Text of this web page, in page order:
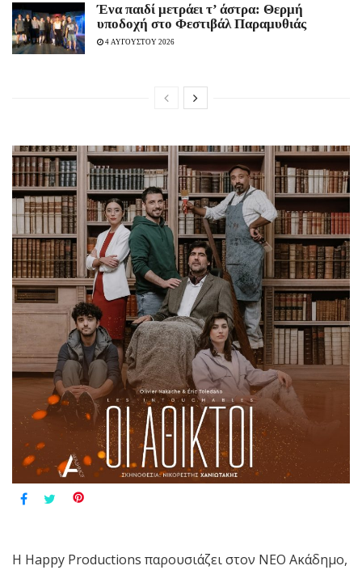
Ένα παιδί μετράει τ’ άστρα: Θερμή
υποδοχή στο Φεστιβάλ Παραμυθιάς
4 ΑΥΓΟΥΣΤΟΥ 2026
Η Happy Productions παρουσιάζει στον ΝΕΟ Ακάδημο,